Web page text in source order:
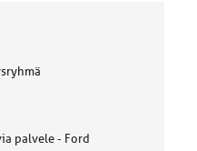
palvele - Ford